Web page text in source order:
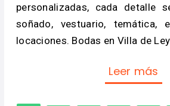
personalizadas, cada detalle
soñado, vestuario, temática,
locaciones. Bodas en Villa de
Leer más